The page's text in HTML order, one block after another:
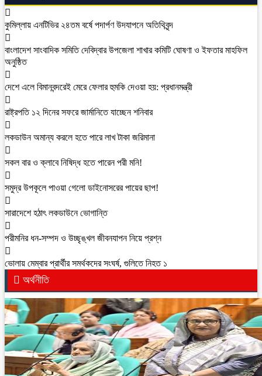
কুমিল্লায় এনটিভির ২৪তম বর্ষে পদার্পণ উদযাপনে অতিথিবৃন্দ
বাংলাদেশ সাংবাদিক সমিতি দেবিদ্বার উপজেলা শাখার কমিটি ঘোষণা ও ইফতার মাহফিল
অনুষ্ঠিত
দেশে এলে বিমানবন্দরেই মেরে ফেলার হুমকি দেওয়া হয়: প্রধানমন্ত্রী
রাষ্ট্রপতি ১২ দিনের সফরে জার্মানিতে যাচ্ছেন শনিবার
লকডাউন অমান্য করলে হতে পারে লাখ টাকা জরিমানা
সকল বার ও ক্লাবে নিষিদ্ধ হতে পারেন পরী মনি!
সমুদ্র উপকূলে পাওয়া গেলো ডাইনোসরের পায়ের ছাপ!
সারাদেশে হঠাৎ লকডাউনে ভোগান্তি
পরীমনির ধন-সম্পদ ও উচ্ছৃঙ্খল জীবনযাপন নিয়ে প্রশ্ন
ভোলায় মেম্বার প্রার্থীর সমর্থকদের সংঘর্ষ, গুলিতে নিহত ১
অর্থনীতি